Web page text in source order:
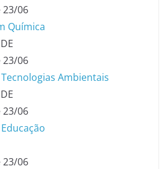
23/06
Química
23/06
Ambientais
23/06
23/06